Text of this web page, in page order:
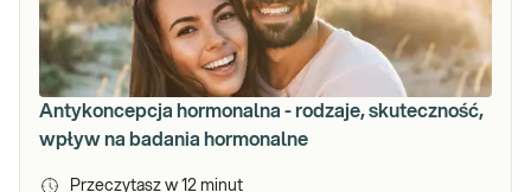
Antykoncepcja hormonalna - rodzaje, skuteczność,
wpływ na badania hormonalne
Przeczytasz w 12 minut